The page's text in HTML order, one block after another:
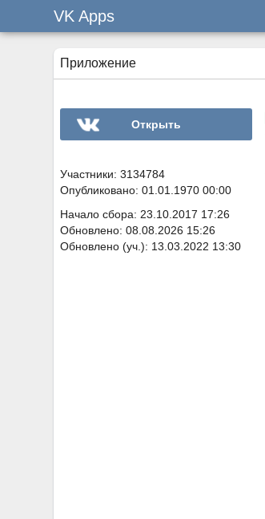
VK Apps
Приложение
Открыть
Участники: 3134784
Опубликовано: 01.01.1970 00:00
Начало сбора: 23.10.2017 17:26
Обновлено: 08.08.2026 15:26
Обновлено (уч.): 13.03.2022 13:30